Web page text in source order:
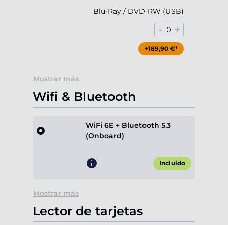
Blu-Ray / DVD-RW (USB)
- 0 +
+189,90 €*
Mostrar más
Wifi & Bluetooth
WiFi 6E + Bluetooth 5.3
(Onboard)
Incluido
Mostrar más
Lector de tarjetas